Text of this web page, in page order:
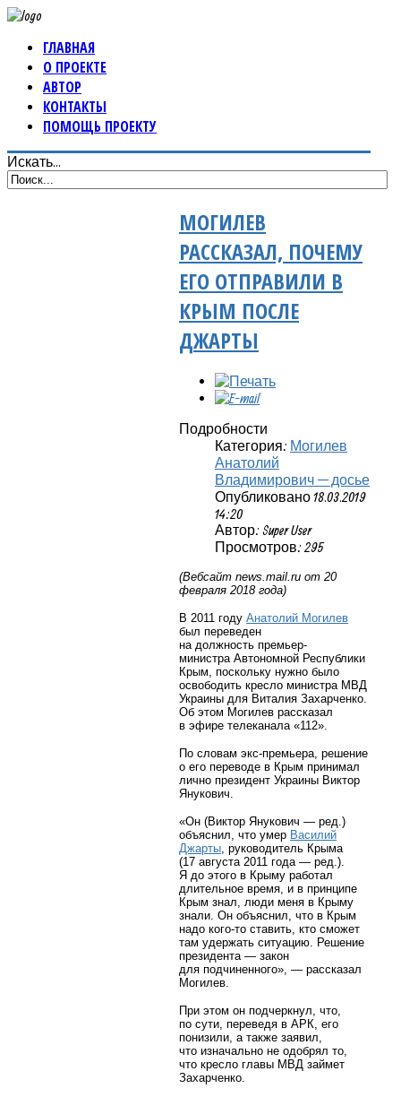
ГЛАВНАЯ
О ПРОЕКТЕ
АВТОР
КОНТАКТЫ
ПОМОЩЬ ПРОЕКТУ
Искать...
МОГИЛЕВ
РАССКАЗАЛ, ПОЧЕМУ
ЕГО ОТПРАВИЛИ В
КРЫМ ПОСЛЕ
ДЖАРТЫ
Подробности
Категория: Могилев
Анатолий
Владимирович — досье
Опубликовано 18.03.2019
14:20
Автор: Super User
Просмотров: 295
(Вебсайт news mail ru от 20
февраля 2018 года)
В 2011 году Анатолий Могилев
был переведен
на должность премьер-
министра Автономной Республики
Крым, поскольку нужно было
освободить кресло министра МВД
Украины для Виталия Захарченко.
Об этом Могилев рассказал
в эфире телеканала «112».
По словам экс-премьера, решение
о его переводе в Крым принимал
лично президент Украины Виктор
Янукович.
«Он (Виктор Янукович — ред.)
объяснил, что умер Василий
Джарты , руководитель Крыма
(17 августа 2011 года — ред.).
Я до этого в Крыму работал
длительное время, и в принципе
Крым знал, люди меня в Крыму
знали. Он объяснил, что в Крым
надо кого-то ставить, кто сможет
там удержать ситуацию. Решение
президента — закон
для подчиненного», — рассказал
Могилев.
При этом он подчеркнул, что,
по сути, переведя в АРК, его
понизили, а также заявил,
что изначально не одобрял то,
что кресло главы МВД займет
Захарченко.